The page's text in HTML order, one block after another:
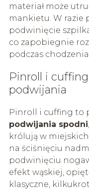
materiał może
mankietu. W razie
podwinięcie
co zapobiegnie
podczas
Pinroll i
podwijania
Pinroll i cuffing to
podwijania spodni
królują w
na ściśnięciu
podwinięciu
efekt wąskiej,
klasyczne,